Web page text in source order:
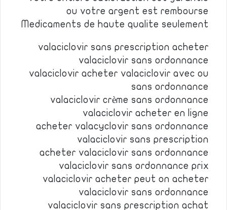
ou votre argent est rembourse
Medicaments de haute qualite seulement
valaciclovir sans prescription acheter
valaciclovir sans ordonnance
valaciclovir acheter valaciclovir avec ou
sans ordonnance
valaciclovir crème sans ordonnance
valaciclovir acheter en ligne
acheter valacyclovir sans ordonnance
valaciclovir sans prescription
acheter valaciclovir sans ordonnance
valaciclovir sans ordonnance prix
valaciclovir acheter peut on acheter
valaciclovir sans ordonnance
valaciclovir sans prescription achat